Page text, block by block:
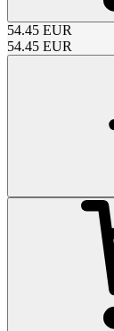
54.45 EUR
54.45 EUR